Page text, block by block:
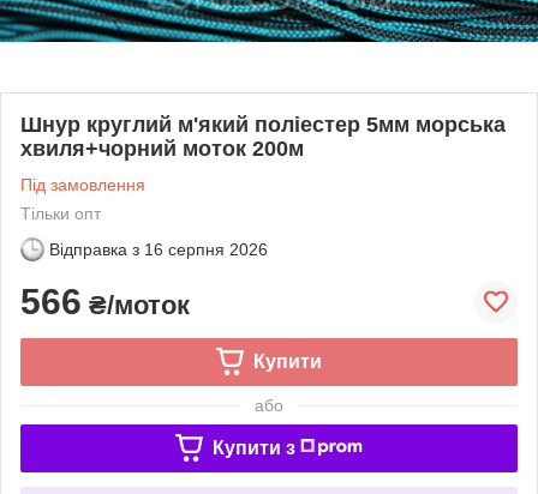
Шнур круглий м'який поліестер 5мм морська
хвиля+чорний моток 200м
Під замовлення
Тільки опт
Відправка з 16 серпня 2026
566 ₴/моток
Купити
або
Купити з